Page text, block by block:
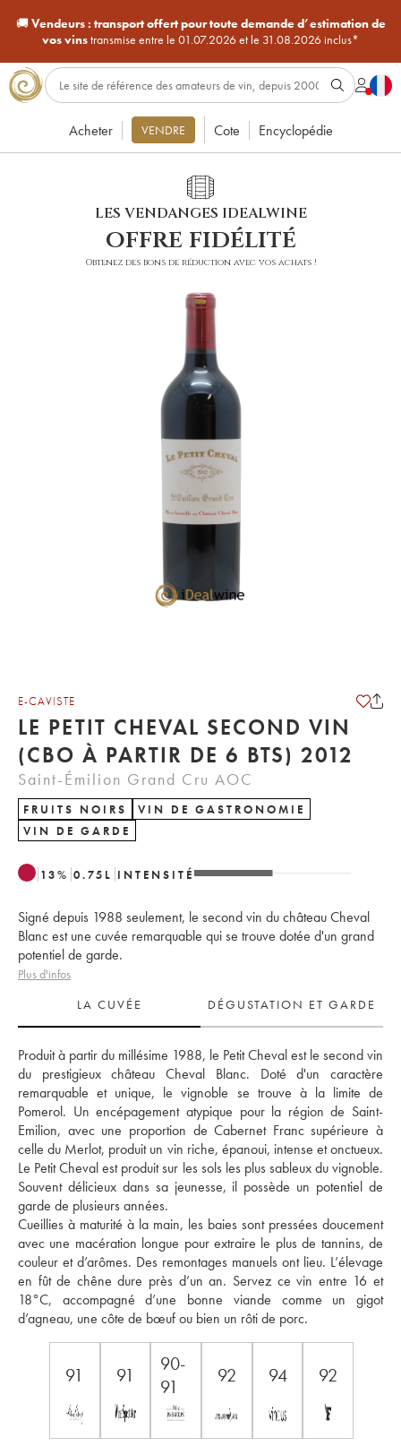
🚚Vendeurs : transport offert pour toute demande d’estimation de
vos vinstransmise entre le 01.07.2026 et le 31.08.2026 inclus*
Acheter VENDRE Cote Encyclopédie
LES VENDANGES IDEALWINE
offre fidélité
Obtenez des bons de réduction avec vos achats !
E-CAVISTE
LE PETIT CHEVAL SECOND VIN
(CBO À PARTIR DE 6 BTS) 2012
Saint-Émilion Grand Cru AOC
FRUITS NOIRS
VIN DE GASTRONOMIE
VIN DE GARDE
13% 0.75 L INTENSITÉ
Signé depuis 1988 seulement, le second vin du château Cheval
Blanc est une cuvée remarquable qui se trouve dotée d'un grand
potentiel de garde.
Plus d'infos
LA CUVÉE
DÉGUSTATION ET GARDE
Produit à partir du millésime 1988, le Petit Cheval est le second vin
du prestigieux château Cheval Blanc. Doté d'un caractère
remarquable et unique, le vignoble se trouve à la limite de
Pomerol. Un encépagement atypique pour la région de Saint-
Emilion, avec une proportion de Cabernet Franc supérieure à
celle du Merlot, produit un vin riche, épanoui, intense et onctueux.
Le Petit Cheval est produit sur les sols les plus sableux du vignoble.
Souvent délicieux dans sa jeunesse, il possède un potentiel de
garde de plusieurs années.
Cueillies à maturité à la main, les baies sont pressées doucement
avec une macération longue pour extraire le plus de tannins, de
couleur et d’arômes. Des remontages manuels ont lieu. L’élevage
en fût de chêne dure près d’un an. Servez ce vin entre 16 et
18°C, accompagné d’une bonne viande comme un gigot
d’agneau, une côte de bœuf ou bien un rôti de porc.
91 91
90-
91
92 94 92